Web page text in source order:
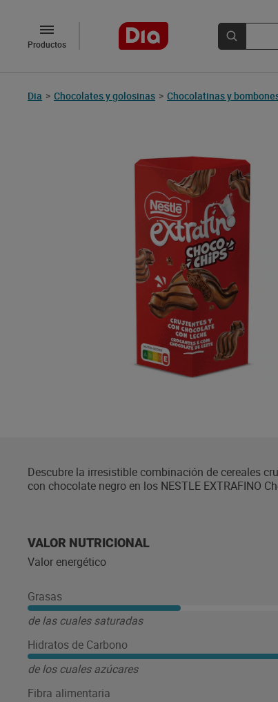
Productos
Dia > Chocolates y golosinas > Chocolatinas y
Descubre la irresistible combinación de cereales
con chocolate negro en los NESTLE EXTRAFINO
momento del día. ¡Déjate seducir por el sabor
VALOR NUTRICIONAL
Valor energético
Grasas
de las cuales saturadas
Hidratos de Carbono
de los cuales azúcares
Fibra alimentaria